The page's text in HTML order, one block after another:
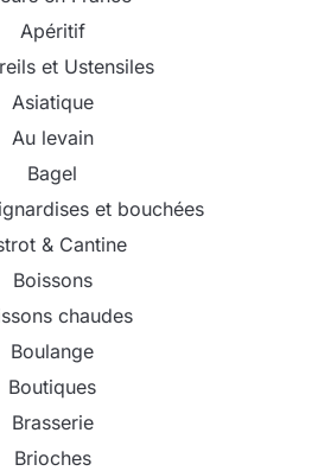
Apéritif
et Ustensiles
Asiatique
Au levain
Bagel
et bouchées
& Cantine
Boissons
chaudes
Boulange
Boutiques
Brasserie
Brioches